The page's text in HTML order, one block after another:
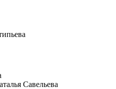
Савельева